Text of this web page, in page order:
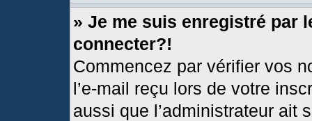
» Je me suis enregistré par
connecter?!
Commencez par vérifier vos
l’e-mail reçu lors de votre
aussi que l’administrateur ait